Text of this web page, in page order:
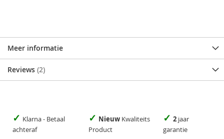
Meer informatie
Reviews 2
✓ Klarna - Betaal
achteraf
✓ Nieuw Kwaliteits
Product
✓ 2 jaar
garantie